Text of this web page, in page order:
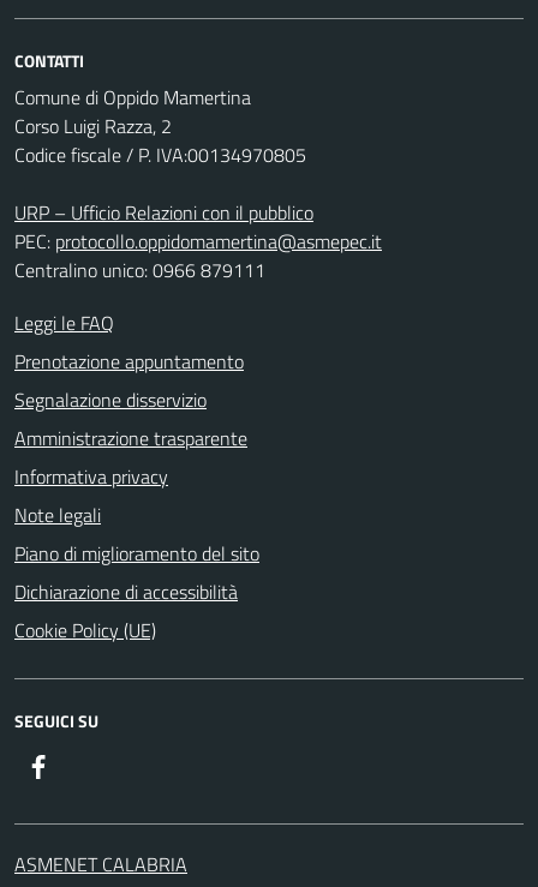
CONTATTI
Comune di Oppido Mamertina
Corso Luigi Razza, 2
Codice fiscale / P. IVA:00134970805
URP – Ufficio Relazioni con il pubblico
PEC: protocollo.oppidomamertina@asmepec.it
Centralino unico: 0966 879111
Leggi le FAQ
Prenotazione appuntamento
Segnalazione disservizio
Amministrazione trasparente
Informativa privacy
Note legali
Piano di miglioramento del sito
Dichiarazione di accessibilità
Cookie Policy (UE)
SEGUICI SU
ASMENET CALABRIA